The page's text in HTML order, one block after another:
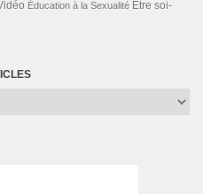
Éducation à la Sexualité Être soi-